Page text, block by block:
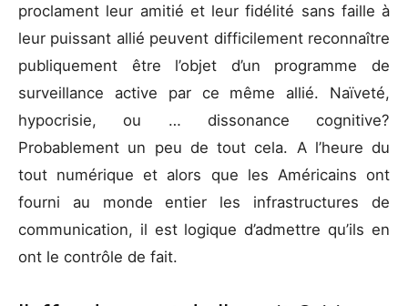
proclament leur amitié et leur fidélité sans faille à
leur puissant allié peuvent difficilement reconnaître
publiquement être l’objet d’un programme de
surveillance active par ce même allié. Naïveté,
hypocrisie, ou … dissonance cognitive?
Probablement un peu de tout cela. A l’heure du
tout numérique et alors que les Américains ont
fourni au monde entier les infrastructures de
communication, il est logique d’admettre qu’ils en
ont le contrôle de fait.